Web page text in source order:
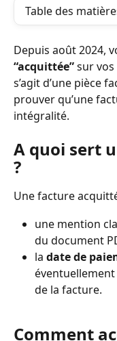
Table des
Depuis août 2024,
“acquittée” sur vos
s’agit d’une pièce
prouver qu’une
intégralité.
A quoi sert
?
Une facture
une mention
du document
la date de
de la facture.
Comment